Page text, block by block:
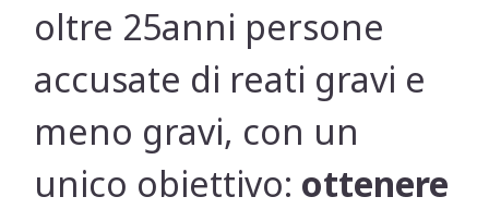
oltre 25anni persone
accusate di reati gravi e
meno gravi, con un
unico obiettivo: ottenere